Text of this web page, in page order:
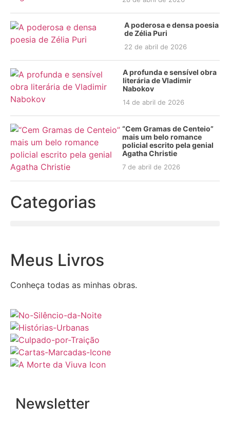
A poderosa e densa poesia
de Zélia Puri
22 de abril de 2026
A profunda e sensível obra
literária de Vladimir
Nabokov
14 de abril de 2026
“Cem Gramas de Centeio”
mais um belo romance
policial escrito pela genial
Agatha Christie
7 de abril de 2026
Categorias
Meus Livros
Conheça todas as minhas obras.
Newsletter